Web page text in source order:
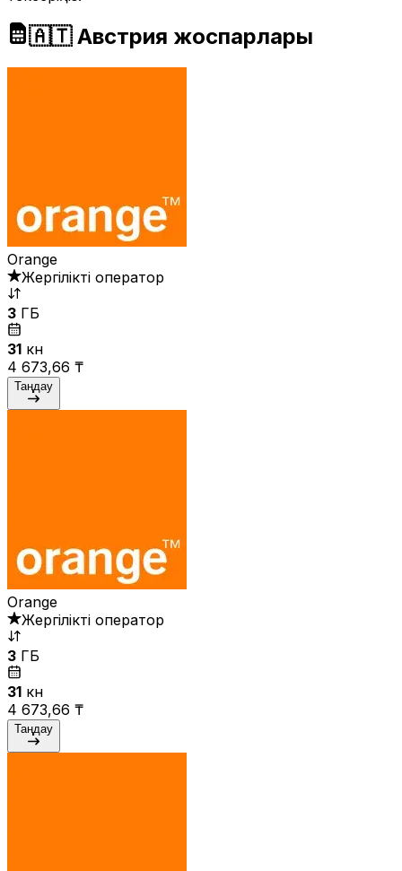
🇦🇹 Австрия жоспарлары
Orange
Жергілікті оператор
3 ГБ
31 күн
4 673,66 ₸
Таңдау
Orange
Жергілікті оператор
3 ГБ
31 күн
4 673,66 ₸
Таңдау